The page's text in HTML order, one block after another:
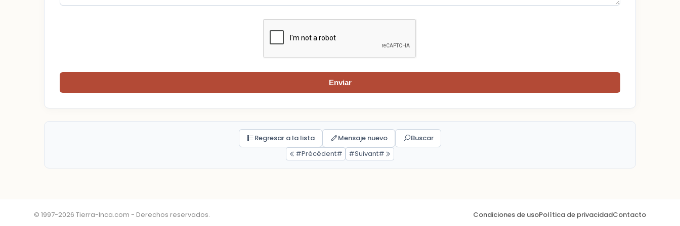
Enviar
Regresar a la lista Mensaje nuevo
Buscar
#Précédent#
#Suivant#
© 1997-2026 Tierra-Inca.com - Derechos reservados. Condiciones de usoPolítica de privacidadContacto